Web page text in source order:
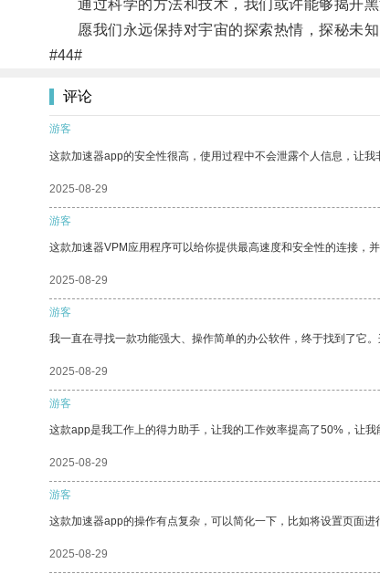
通过科学的方法和技术，我们或许能够揭开黑
愿我们永远保持对宇宙的探索热情，探秘未知
#44#
评论
游客
这款加速器app的安全性很高，使用过程中不会泄露个人信息，让我
2025-08-29
游客
这款加速器VPM应用程序可以给你提供最高速度和安全性的连接，
2025-08-29
游客
我一直在寻找一款功能强大、操作简单的办公软件，终于找到了它
2025-08-29
游客
这款app是我工作上的得力助手，让我的工作效率提高了50%，让我
2025-08-29
游客
这款加速器app的操作有点复杂，可以简化一下，比如将设置页面进
2025-08-29